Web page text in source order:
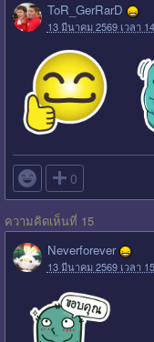
ToR_GerRarD
13 มีนาคม 2569 เวลา
 0
ความคิดเห็นที่ 15
Neverforever
13 มีนาคม 2569 เวลา